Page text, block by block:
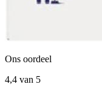
Ons oordeel
4,4 van 5